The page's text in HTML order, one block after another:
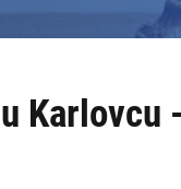
ŽDO Pula -
Karlovcu